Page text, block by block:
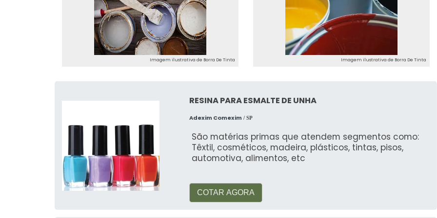
conformidade com as normas ambientais.
FAQ
O que é borra de tinta?
O que é bom para remover tinta seca?
Para remover tinta seca, solventes específicos recomendados para o tipo de tinta em
questão são eficazes.
Tinta corante borra?
Tintas à base de solventes têm maior tendência a formar borras devido à sua
Imagem ilustrativa de Borra De Tinta Imagem ilustrativa de Borra De Tinta
RESINA PARA ESMALTE DE UNHA
Adexim Comexim / SP
São matérias primas que atendem segmentos como:
Têxtil, cosméticos, madeira, plásticos, tintas, pisos,
automotiva, alimentos, etc
COTAR AGORA